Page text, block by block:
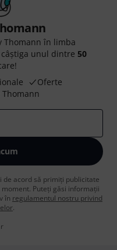
în limba
unul dintre 50
Oferte
Thomann
de acord să primiți publicitate
Puteți găsi informații
în regulamentul nostru privind
.